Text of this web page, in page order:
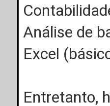
Análise de
Excel
Entretanto,